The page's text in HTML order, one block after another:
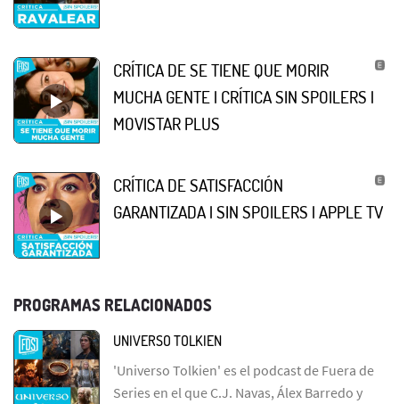
CRÍTICA DE SE TIENE QUE MORIR
MUCHA GENTE | CRÍTICA SIN SPOILERS |
MOVISTAR PLUS
CRÍTICA DE SATISFACCIÓN
GARANTIZADA | SIN SPOILERS | APPLE TV
PROGRAMAS RELACIONADOS
UNIVERSO TOLKIEN
'Universo Tolkien' es el podcast de Fuera de
Series en el que C.J. Navas, Álex Barredo y